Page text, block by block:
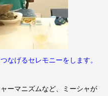
なげるセレモニーをします。
ーマニズムなど、ミーシャが